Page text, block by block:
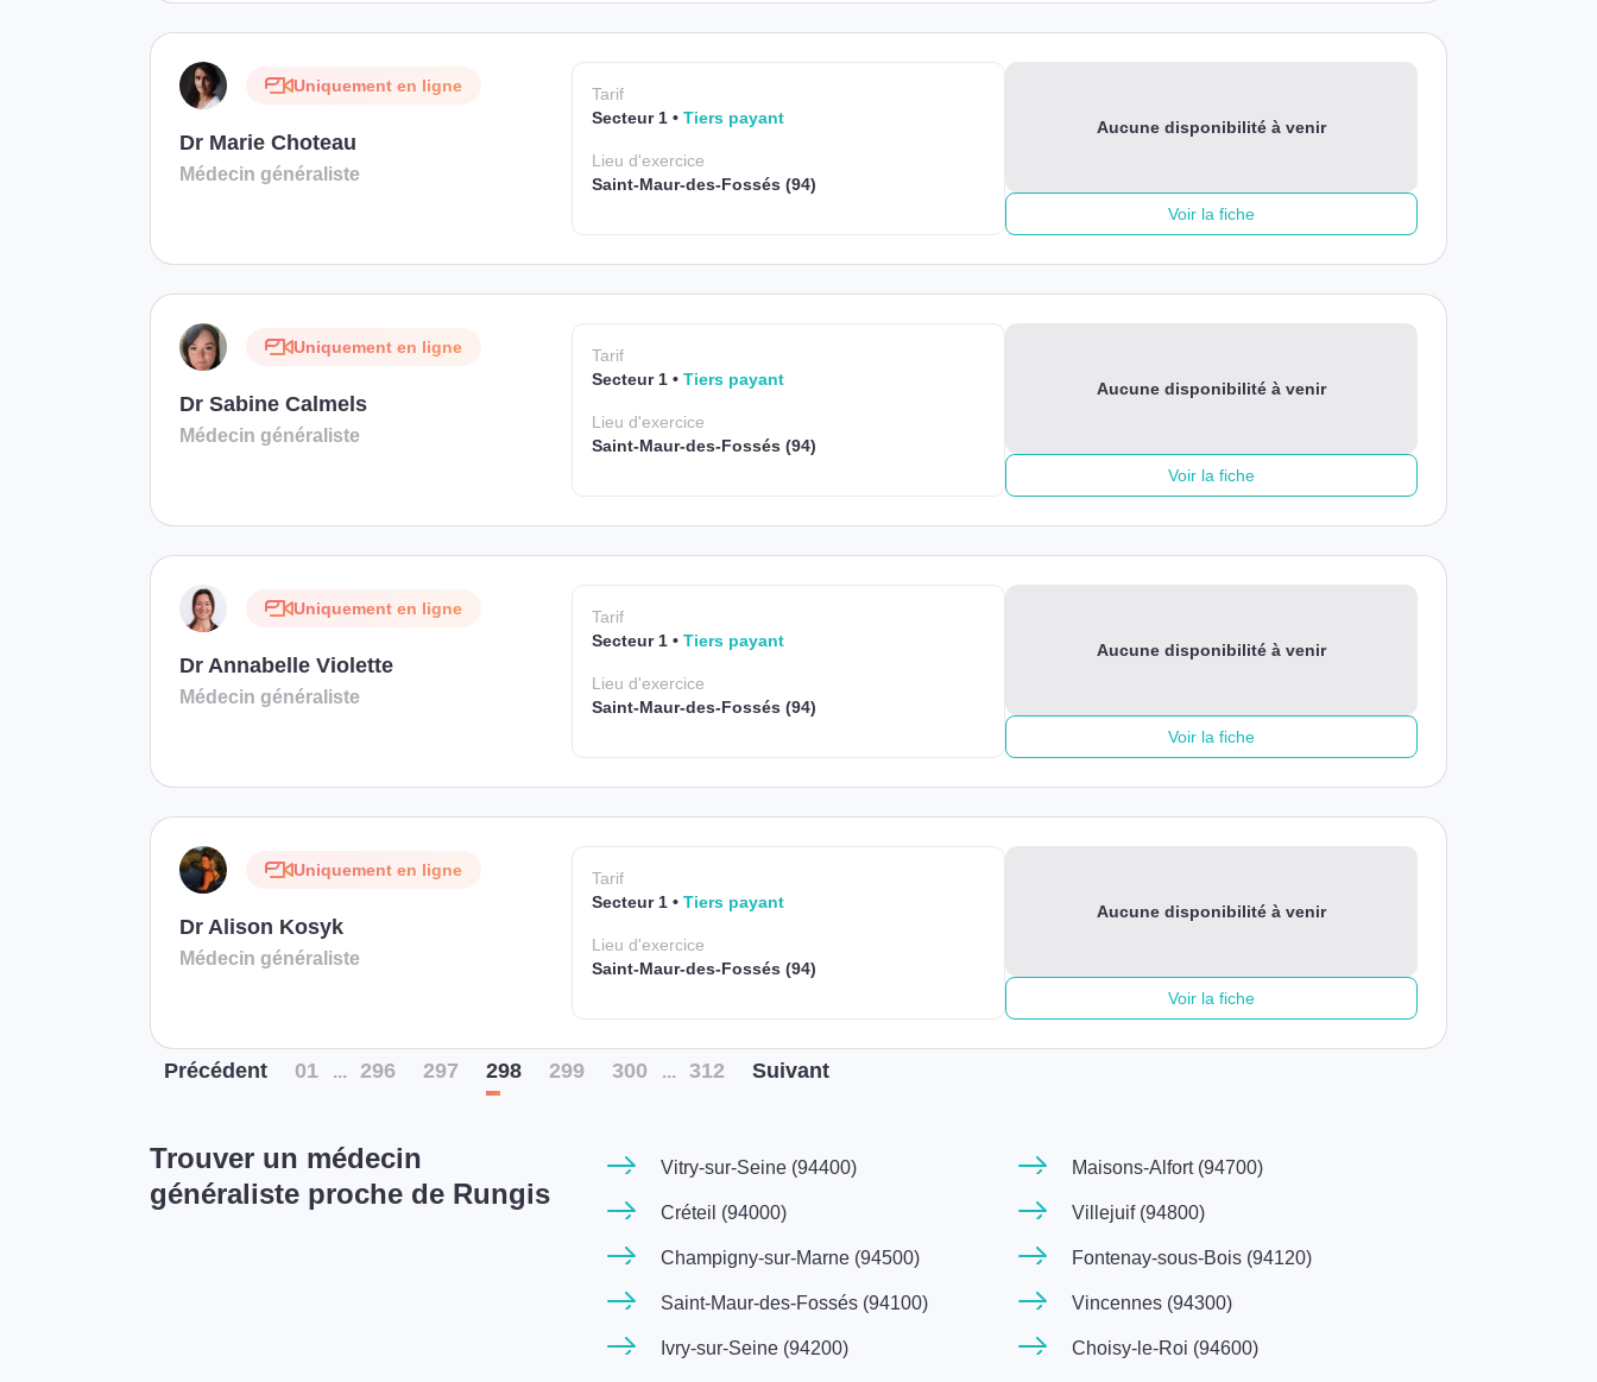
Uniquement en ligne
Dr Marie Choteau
Médecin généraliste
Tarif
Secteur 1
Tiers payant
Lieud'exercice
Saint-Maur-des-Fossés (94)
Aucune disponibilité à venir
Voir la fiche
Uniquement en ligne
Dr Sabine Calmels
Médecin généraliste
Tarif
Secteur 1
Tiers payant
Lieud'exercice
Saint-Maur-des-Fossés (94)
Aucune disponibilité à venir
Voir la fiche
Uniquement en ligne
Dr Annabelle Violette
Médecin généraliste
Tarif
Secteur 1
Tiers payant
Lieud'exercice
Saint-Maur-des-Fossés (94)
Aucune disponibilité à venir
Voir la fiche
Uniquement en ligne
Dr Alison Kosyk
Médecin généraliste
Tarif
Secteur 1
Tiers payant
Lieud'exercice
Saint-Maur-des-Fossés (94)
Aucune disponibilité à venir
Voir la fiche
Précédent 01 ... 296 297 298 299 300 ... 312 Suivant
Trouver un médecin
généraliste proche de Rungis
Vitry-sur-Seine (94400)
Créteil (94000)
Champigny-sur-Marne (94500)
Saint-Maur-des-Fossés (94100)
Ivry-sur-Seine (94200)
Maisons-Alfort (94700)
Villejuif (94800)
Fontenay-sous-Bois (94120)
Vincennes (94300)
Choisy-le-Roi (94600)